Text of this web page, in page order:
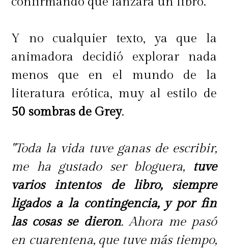
Y no cualquier texto, ya que la
animadora decidió explorar nada
menos que en el mundo de la
literatura erótica, muy al estilo de
50 sombras de Grey.
"Toda la vida tuve ganas de escribir,
me ha gustado ser bloguera, tuve
varios intentos de libro, siempre
ligados a la contingencia, y por fin
las cosas se dieron. Ahora me pasó
en cuarentena, que tuve más tiempo,